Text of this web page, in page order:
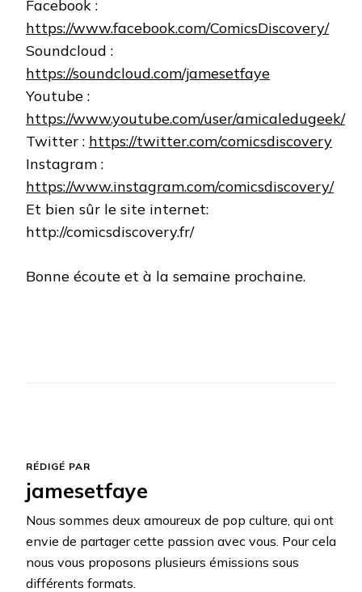
Facebook :
https://www.facebook.com/ComicsDiscovery/
Soundcloud :
https://soundcloud.com/jamesetfaye
Youtube :
https://www.youtube.com/user/amicaledugeek/
Twitter : https://twitter.com/comicsdiscovery
Instagram :
https://www.instagram.com/comicsdiscovery/
Et bien sûr le site internet:
http://comicsdiscovery.fr/
Bonne écoute et à la semaine prochaine.
RÉDIGÉ PAR
jamesetfaye
Nous sommes deux amoureux de pop culture, qui ont
envie de partager cette passion avec vous. Pour cela
nous vous proposons plusieurs émissions sous
différents formats.